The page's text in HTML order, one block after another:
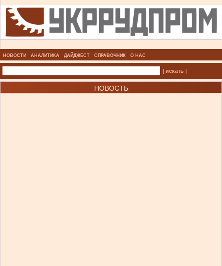
НОВОСТИ АНАЛИТИКА ДАЙДЖЕСТ СПРАВОЧНИК О НАС
| искать |
НОВОСТЬ